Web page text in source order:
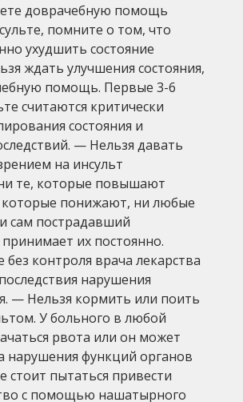
доврачебную помощь
помните о том, что
ухудшить состояние
ждать улучшения состояния,
помощь. Первые 3-6
считаются критически
состояния и
— Нельзя давать
на инсульт
те, которые повышают
которые понижают, ни любые
сам пострадавший
их постоянно.
контроля врача лекарства
нарушения
— Нельзя кормить или поить
У больного в любой
рвота или он может
нарушения функций органов
стоит пытаться привести
с помощью нашатырного